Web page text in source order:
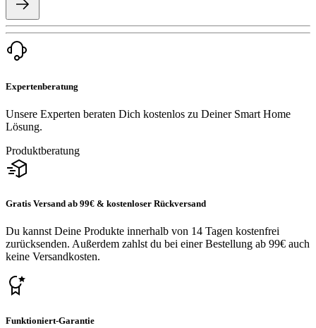
Expertenberatung
Unsere Experten beraten Dich kostenlos zu Deiner Smart Home
Lösung.
Produktberatung
Gratis Versand ab 99€ & kostenloser Rückversand
Du kannst Deine Produkte innerhalb von 14 Tagen kostenfrei
zurücksenden. Außerdem zahlst du bei einer Bestellung ab 99€ auch
keine Versandkosten.
Funktioniert-Garantie